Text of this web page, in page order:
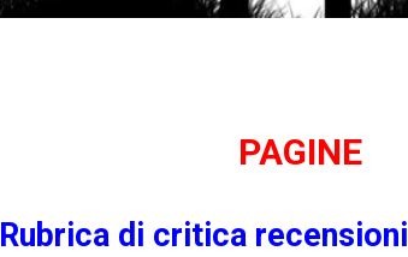
PAGINE
Rubrica di critica recensioni